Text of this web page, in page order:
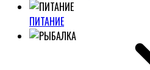
ПИТАНИЕ